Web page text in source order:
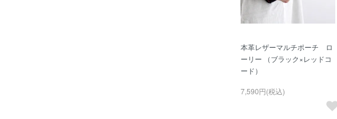
本革レザーマルチポーチ ロ
ーリー （ブラック×レッドコ
ード）
7,590円(税込)